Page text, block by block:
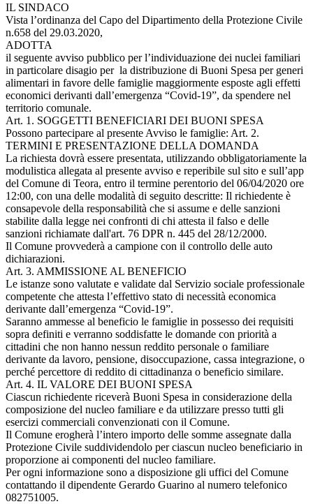
IL SINDACO
Vista l’ordinanza del Capo del Dipartimento della Protezione Civile
n.658 del 29.03.2020,
ADOTTA
il seguente avviso pubblico per l’individuazione dei nuclei familiari
in particolare disagio per la distribuzione di Buoni Spesa per generi
alimentari in favore delle famiglie maggiormente esposte agli effetti
economici derivanti dall’emergenza “Covid-19”, da spendere nel
territorio comunale.
Art. 1. SOGGETTI BENEFICIARI DEI BUONI SPESA
Possono partecipare al presente Avviso le famiglie: Art. 2.
TERMINI E PRESENTAZIONE DELLA DOMANDA
La richiesta dovrà essere presentata, utilizzando obbligatoriamente la
modulistica allegata al presente avviso e reperibile sul sito e sull’app
del Comune di Teora, entro il termine perentorio del 06/04/2020 ore
12:00, con una delle modalità di seguito descritte: Il richiedente è
consapevole della responsabilità che si assume e delle sanzioni
stabilite dalla legge nei confronti di chi attesta il falso e delle
sanzioni richiamate dall'art. 76 DPR n. 445 del 28/12/2000.
Il Comune provvederà a campione con il controllo delle auto
dichiarazioni.
Art. 3. AMMISSIONE AL BENEFICIO
Le istanze sono valutate e validate dal Servizio sociale professionale
competente che attesta l’effettivo stato di necessità economica
derivante dall’emergenza “Covid-19”.
Saranno ammesse al beneficio le famiglie in possesso dei requisiti
sopra definiti e verranno soddisfatte le domande con priorità a
cittadini che non hanno nessun reddito personale o familiare
derivante da lavoro, pensione, disoccupazione, cassa integrazione, o
perché percettore di reddito di cittadinanza o beneficio similare.
Art. 4. IL VALORE DEI BUONI SPESA
Ciascun richiedente riceverà Buoni Spesa in considerazione della
composizione del nucleo familiare e da utilizzare presso tutti gli
esercizi commerciali convenzionati con il Comune.
Il Comune erogherà l’intero importo delle somme assegnate dalla
Protezione Civile suddividendolo per ciascun nucleo beneficiario in
proporzione ai componenti del nucleo familiare.
Per ogni informazione sono a disposizione gli uffici del Comune
contattando il dipendente Gerardo Guarino al numero telefonico
082751005.